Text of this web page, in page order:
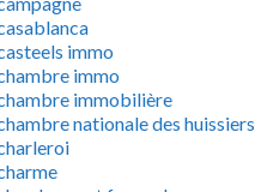
immo
immo
immobilière
nationale des huissiers